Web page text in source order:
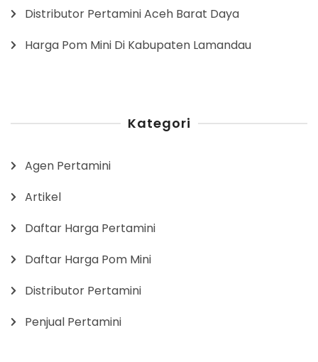
Distributor Pertamini Aceh Barat Daya
Harga Pom Mini Di Kabupaten Lamandau
Kategori
Agen Pertamini
Artikel
Daftar Harga Pertamini
Daftar Harga Pom Mini
Distributor Pertamini
Penjual Pertamini